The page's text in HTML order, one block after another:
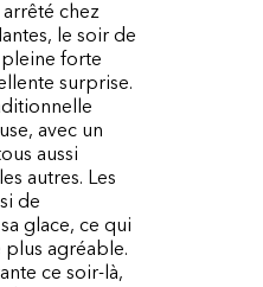
chez
le soir de
pleine forte
surprise.
avec un
aussi
autres. Les
de
glace, ce qui
plus agréable.
ce soir-là,